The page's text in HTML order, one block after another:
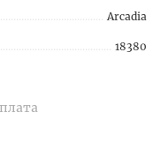
Arcadia
18380